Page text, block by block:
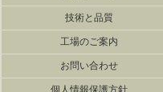
技術と品質
工場のご案内
お問い合わせ
個人情報保護方針